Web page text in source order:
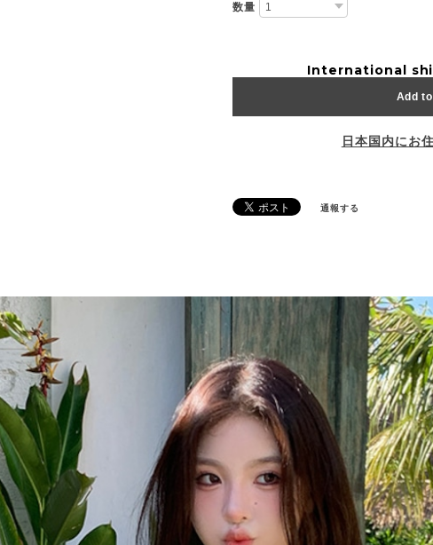
数量
International
Add
日本国内にお
通報する